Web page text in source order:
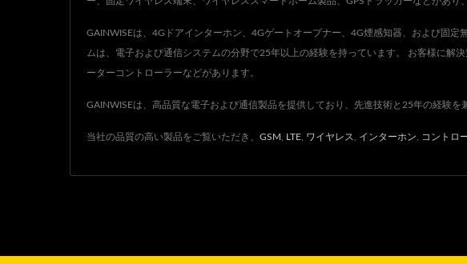
GAINWISEは、4Gドアインターホン、4Gゲートオープナー、4G煙感知器、および固
ムは、電子および通信システムの分野で25年以上の経験を持っています。 お客様に解
ーターコントローラーなどがあります。
GAINWISEは、高品質な電子および通信製品を提供しており、先進技術と25年の経験
当社の品質の高い製品をご覧いただき、 GSM LTE ワイヤレス インターホン コントロ